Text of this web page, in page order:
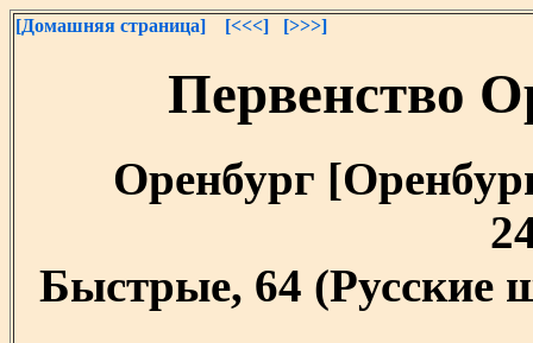
[Домашняя страница] [<<<] [>>>]
Первенство
Оренбург
Быстрые, 64 (Русские